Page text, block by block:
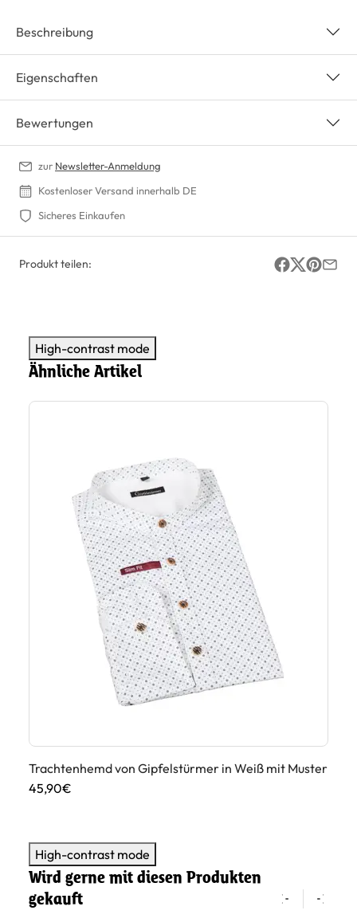
Beschreibung
Eigenschaften
Bewertungen
zur Newsletter-Anmeldung
Kostenloser Versand innerhalb DE
Sicheres Einkaufen
Produkt teilen:
High-contrast mode
Ähnliche Artikel
Trachtenhemd von Gipfelstürmer in Weiß mit Muster
45,90€
High-contrast mode
Wird gerne mit diesen Produkten
gekauft